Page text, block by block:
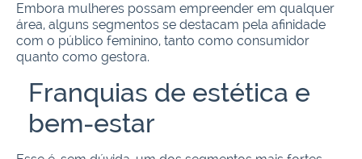
Embora mulheres possam empreender em qualquer
área, alguns segmentos se destacam pela afinidade
com o público feminino, tanto como consumidor
quanto como gestora.
Franquias de estética e
bem-estar